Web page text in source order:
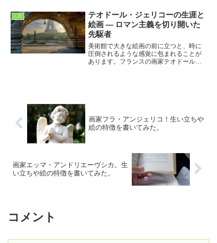
でゆっくりと時間をかけて眺める機会が
多くあります。そんな中で...
し行
テオドール・ジェリコーの生涯と
絵画 ― ロマン主義を切り開いた
先駆者
美術館で大きな絵画の前に立つと、時に
圧倒されるような感覚に包まれることが
あります。フランスの画家テオドール・
画家フラ・アンジェリコ！生い立ちや
絵の特徴を書いてみた。
画家エッマ・アンドリエーヴシカ。生
い立ちや絵の特徴を書いてみた。
コメント